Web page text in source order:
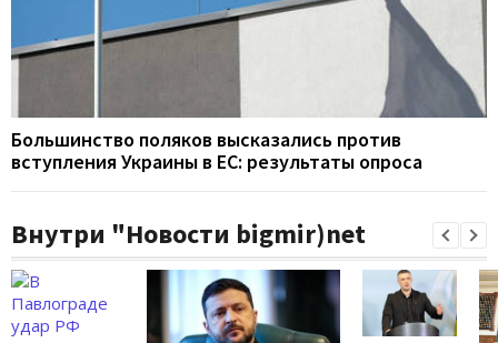
Большинство поляков высказались против
вступления Украины в ЕС: результаты опроса
Внутри "Новости bigmir)net